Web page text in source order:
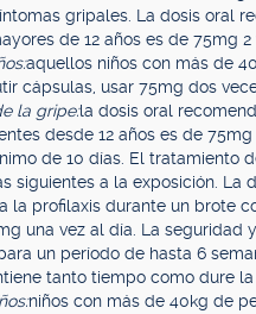
gripales. La dosis oral
de 12 años es de 75mg 2
aquellos niños con más de
cápsulas, usar 75mg dos
la gripe:la dosis oral
desde 12 años es de 75mg
de 10 días. El tratamiento
siguientes a la exposición. La
la profilaxis durante un brote
una vez al día. La seguridad
un período de hasta 6
tanto tiempo como dure la
niños con más de 40kg de